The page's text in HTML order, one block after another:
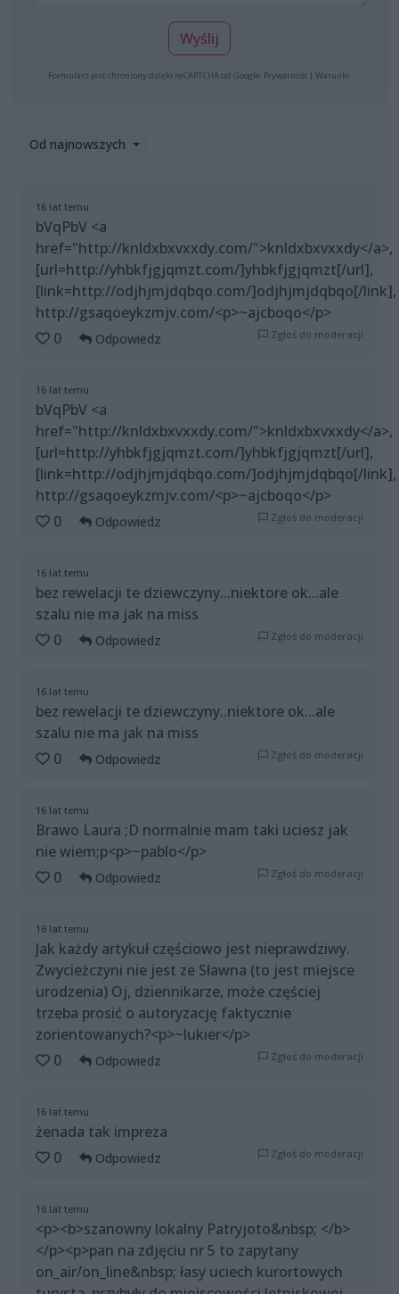
Wyślij
Formularz jest chroniony dzięki reCAPTCHA od Google: Prywatność | Warunki
Od najnowszych
16 lat temu
bVqPbV <a
href="http://knldxbxvxxdy.com/">knldxbxvxxdy</a>,
[url=http://yhbkfjgjqmzt.com/]yhbkfjgjqmzt[/url],
[link=http://odjhjmjdqbqo.com/]odjhjmjdqbqo[/link],
http://gsaqoeykzmjv.com/<p>~ajcboqo</p>
0
Odpowiedz Zgłoś do moderacji
16 lat temu
bVqPbV <a
href="http://knldxbxvxxdy.com/">knldxbxvxxdy</a>,
[url=http://yhbkfjgjqmzt.com/]yhbkfjgjqmzt[/url],
[link=http://odjhjmjdqbqo.com/]odjhjmjdqbqo[/link],
http://gsaqoeykzmjv.com/<p>~ajcboqo</p>
0
Odpowiedz Zgłoś do moderacji
16 lat temu
bez rewelacji te dziewczyny...niektore ok...ale
szalu nie ma jak na miss
0
Odpowiedz Zgłoś do moderacji
16 lat temu
bez rewelacji te dziewczyny..niektore ok...ale
szalu nie ma jak na miss
0
Odpowiedz Zgłoś do moderacji
16 lat temu
Brawo Laura ;D normalnie mam taki uciesz jak
nie wiem;p<p>~pablo</p>
0
Odpowiedz Zgłoś do moderacji
16 lat temu
Jak każdy artykuł częściowo jest nieprawdziwy.
Zwycieżczyni nie jest ze Sławna (to jest miejsce
urodzenia) Oj, dziennikarze, może częściej
trzeba prosić o autoryzację faktycznie
zorientowanych?<p>~lukier</p>
0
Odpowiedz Zgłoś do moderacji
16 lat temu
żenada tak impreza
0
Odpowiedz Zgłoś do moderacji
16 lat temu
<p><b>szanowny lokalny Patryjoto&nbsp; </b>
</p><p>pan na zdjęciu nr 5 to zapytany
on_air/on_line&nbsp; łasy uciech kurortowych